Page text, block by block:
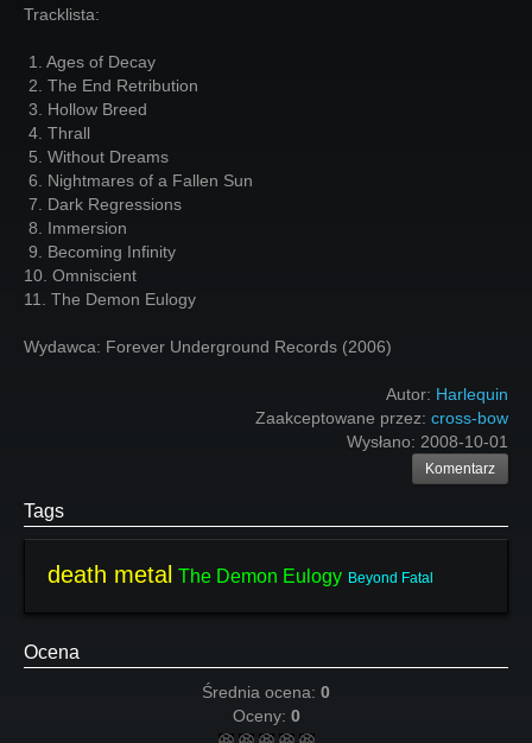
Tracklista:
1. Ages of Decay
2. The End Retribution
3. Hollow Breed
4. Thrall
5. Without Dreams
6. Nightmares of a Fallen Sun
7. Dark Regressions
8. Immersion
9. Becoming Infinity
10. Omniscient
11. The Demon Eulogy
Wydawca: Forever Underground Records (2006)
Autor: Harlequin
Zaakceptowane przez: cross-bow
Wysłano: 2008-10-01
Komentarz
Tags
death metal The Demon Eulogy Beyond Fatal
Ocena
Średnia ocena: 0
Oceny: 0